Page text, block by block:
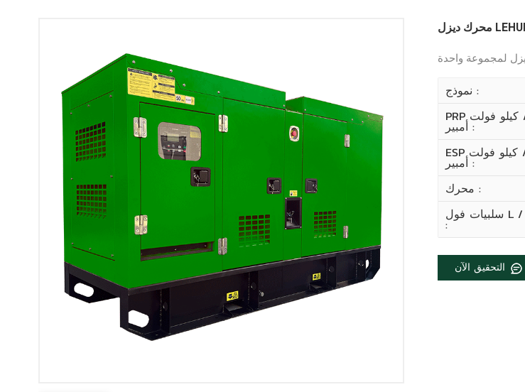
نموذج :
PRP كيلوواط / كيلو فولت
أمبير :
ESP كيلوواط / كيلو فولت
أمبير :
محرك :
سلبيات فول L / H (100٪)
: